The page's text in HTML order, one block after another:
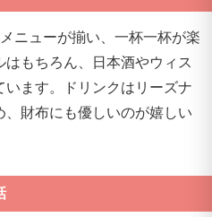
ニューが揃い、一杯一杯が楽
もちろん、日本酒やウィス
ます。ドリンクはリーズナ
財布にも優しいのが嬉しい